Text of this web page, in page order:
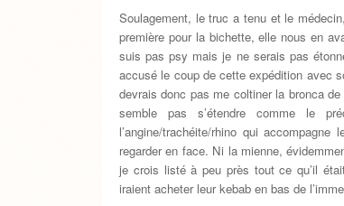
Soulagement, le truc a tenu et le
première pour la bichette, elle nous en
suis pas psy mais je ne serais pas
accusé le coup de cette expédition avec
devrais donc pas me coltiner la bronca
semble pas s’étendre comme le
l’angine/trachéite/rhino qui
regarder en face. Ni la mienne,
je crois listé à peu près tout ce qu’il
iraient acheter leur kebab en bas de